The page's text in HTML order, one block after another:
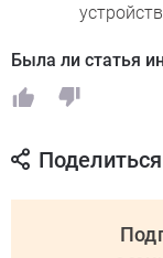
Была ли статья
Поделиться